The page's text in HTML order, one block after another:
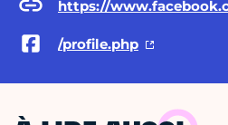
/profile.php